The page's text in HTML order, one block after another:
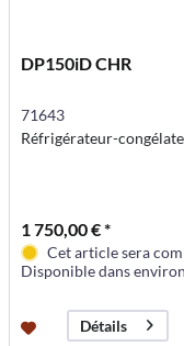
DP150iD CHR
71643
Réfrigérateur-
1 750,00 € *
Cet article sera
Disponible dans
Détails